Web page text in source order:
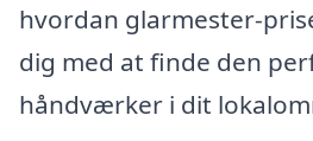
hvordan glarmester-
dig med at finde den
håndværker i dit